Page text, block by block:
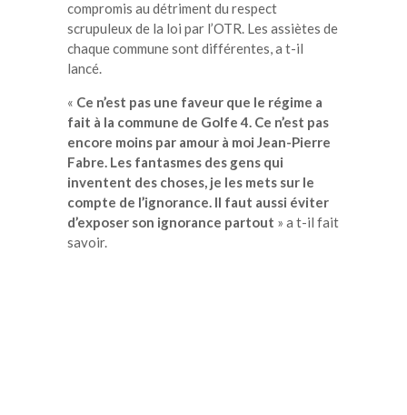
compromis au détriment du respect
scrupuleux de la loi par l’OTR. Les assiètes de
chaque commune sont différentes, a t-il
lancé.
« Ce n’est pas une faveur que le régime a
fait à la commune de Golfe 4. Ce n’est pas
encore moins par amour à moi Jean-Pierre
Fabre. Les fantasmes des gens qui
inventent des choses, je les mets sur le
compte de l’ignorance. Il faut aussi éviter
d’exposer son ignorance partout » a t-il fait
savoir.